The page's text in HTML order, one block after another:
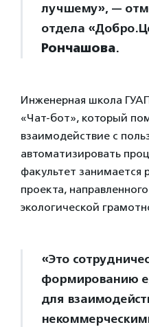
лучшему», —
отдела
Рончашова.
Инженерная школа
«Чат-бот», который
взаимодействие с
автоматизировать
факультет занимается
проекта,
экологической
«Это
формированию
для